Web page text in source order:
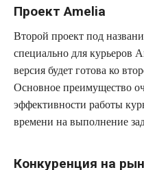
Проект Amelia
Второй проект под
специально для курьеров
версия будет готова ко
Основное преимущество
эффективности работы
времени на выполнение
Конкуренция на